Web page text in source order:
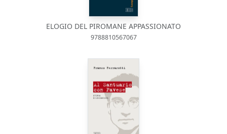
ELOGIO DEL PIROMANE APPASSIONATO
9788810567067